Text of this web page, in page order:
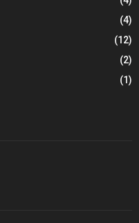
(4)
(12)
(2)
(1)